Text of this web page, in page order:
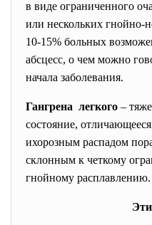
в виде ограниченного
или нескольких гнойно-
10-15% больных
абсцесс, о чем можно
начала заболевания.
Гангрена легкого –
состояние,
ихорозным распадом
склонным к четкому
гнойному расплавлению.